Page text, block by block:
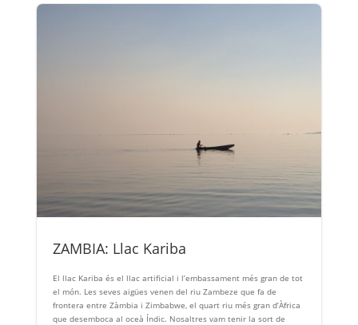
ZAMBIA: Llac Kariba
El llac Kariba és el llac artificial i l’embassament més gran de tot
el món. Les seves aigües venen del riu Zambeze que fa de
frontera entre Zàmbia i Zimbabwe, el quart riu més gran d’Àfrica
que desemboca al oceà Índic. Nosaltres vam tenir la sort de